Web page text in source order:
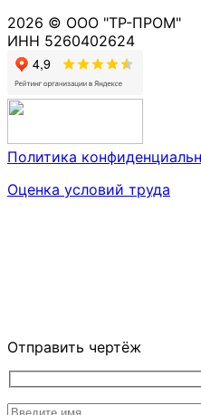
2026 © ООО "ТР-ПРОМ"
ИНН 5260402624
Политика
Оценка условий труда
Отправить чертёж